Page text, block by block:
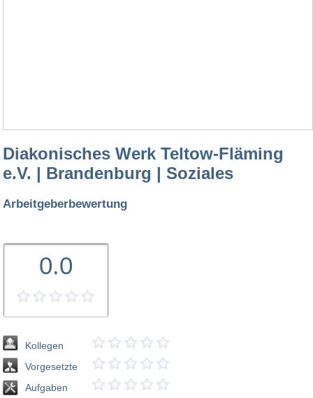
Diakonisches Werk Teltow-Fläming
e.V. | Brandenburg | Soziales
Arbeitgeberbewertung
0.0
Kollegen
Vorgesetzte
Aufgaben